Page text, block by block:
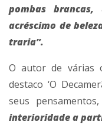
pombas
acréscimo de
traria”.
O autor de várias
destaco ‘O
seus
interioridade a